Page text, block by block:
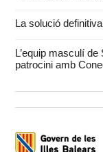
La solució
L’equip masculí
patrocini amb